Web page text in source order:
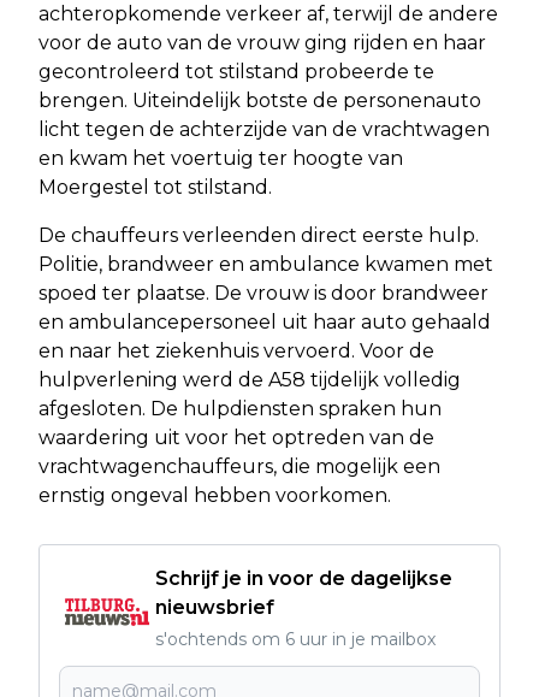
achteropkomende verkeer af, terwijl de andere
voor de auto van de vrouw ging rijden en haar
gecontroleerd tot stilstand probeerde te
brengen. Uiteindelijk botste de personenauto
licht tegen de achterzijde van de vrachtwagen
en kwam het voertuig ter hoogte van
Moergestel tot stilstand.
De chauffeurs verleenden direct eerste hulp.
Politie, brandweer en ambulance kwamen met
spoed ter plaatse. De vrouw is door brandweer
en ambulancepersoneel uit haar auto gehaald
en naar het ziekenhuis vervoerd. Voor de
hulpverlening werd de A58 tijdelijk volledig
afgesloten. De hulpdiensten spraken hun
waardering uit voor het optreden van de
vrachtwagenchauffeurs, die mogelijk een
ernstig ongeval hebben voorkomen.
Schrijf je in voor de dagelijkse
nieuwsbrief
s'ochtends om 6 uur in je mailbox